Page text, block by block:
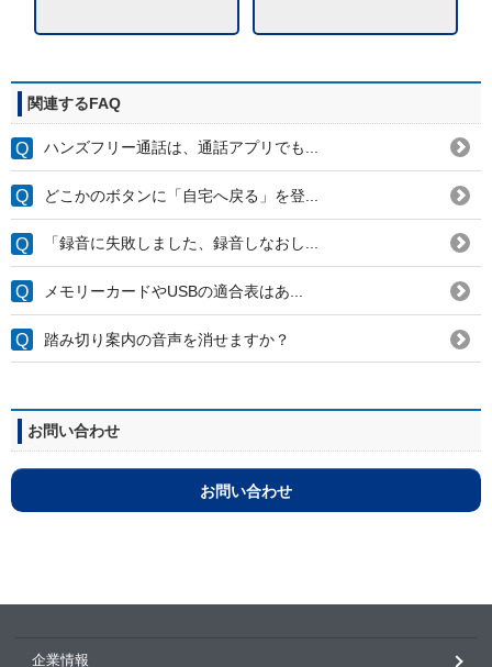
関連するFAQ
ハンズフリー通話は、通話アプリでも...
どこかのボタンに「自宅へ戻る」を登...
「録音に失敗しました、録音しなおし...
メモリーカードやUSBの適合表はあ...
踏み切り案内の音声を消せますか？
お問い合わせ
お問い合わせ
企業情報